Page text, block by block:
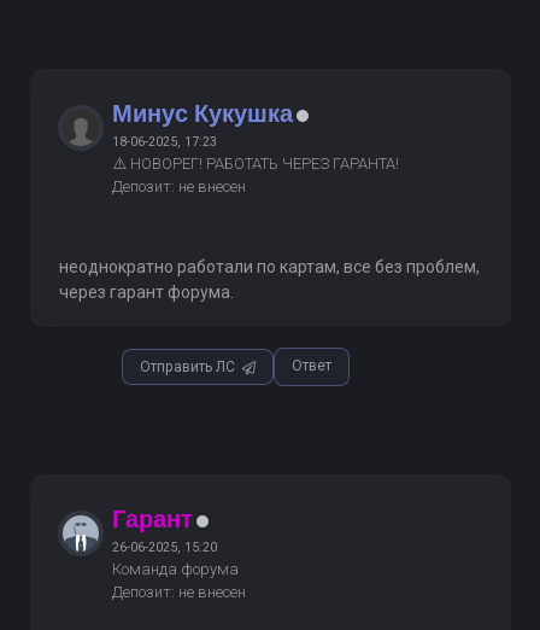
Минус Кукушка
18-06-2025, 17:23
⚠️ НОВОРЕГ! РАБОТАТЬ ЧЕРЕЗ ГАРАНТА!
Депозит: не внесен
неоднократно работали по картам, все без проблем,
через гарант форума.
Отправить ЛС Ответ
Гарант
26-06-2025, 15:20
Команда форума
Депозит: не внесен